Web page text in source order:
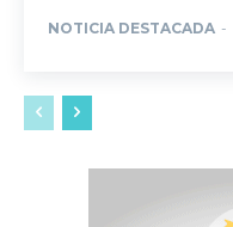
NOTICIA DESTACADA -